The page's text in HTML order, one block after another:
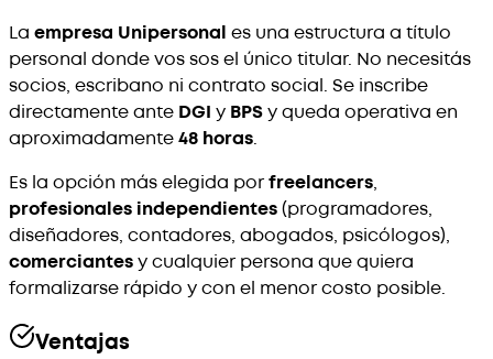
La empresa Unipersonal es una estructura a título
personal donde vos sos el único titular. No necesitás
socios, escribano ni contrato social. Se inscribe
directamente ante DGI y BPSy queda operativa en
aproximadamente48 horas.
Es la opción más elegida porfreelancers,
profesionales independientes(programadores,
diseñadores, contadores, abogados, psicólogos),
comerciantesy cualquier persona que quiera
formalizarse rápido y con el menor costo posible.
Ventajas